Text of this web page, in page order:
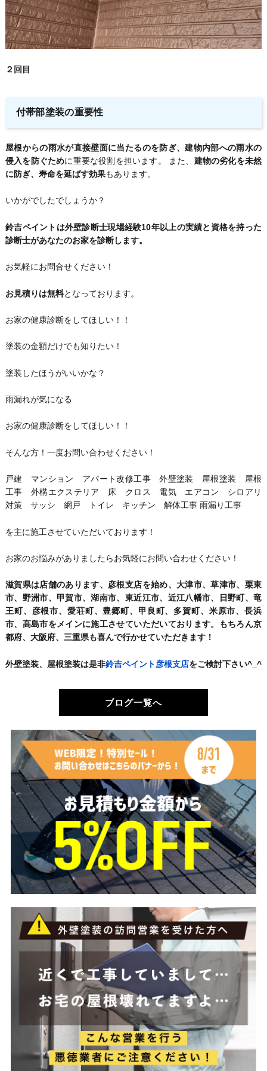
２回目
付帯部塗装の重要性
屋根からの雨水が直接壁面に当たるのを防ぎ、建物内部への雨水の
侵入を防ぐために重要な役割を担います。 また、 建物の劣化を未然
に防ぎ、寿命を延ばす効果もあります。
いかがでしたでしょうか？
鈴吉ペイントは外壁診断士現場経験10年以上の実績と資格を持った
診断士があなたのお家を診断します。
お気軽にお問合せください！
お見積りは無料となっております。
お家の健康診断をしてほしい！！
塗装の金額だけでも知りたい！
塗装したほうがいいかな？
雨漏れが気になる
お家の健康診断をしてほしい！！
そんな方！一度お問い合わせください！
戸建 マンション アパート改修工事 外壁塗装 屋根塗装 屋根
工事 外構エクステリア 床 クロス 電気 エアコン シロアリ
対策 サッシ 網戸 トイレ キッチン 解体工事 雨漏り工事
を主に施工させていただいております！
お家のお悩みがありましたらお気軽にお問い合わせください！
滋賀県は店舗のあります、彦根支店を始め、大津市、草津市、栗東
市、野洲市、甲賀市、湖南市、東近江市、近江八幡市、日野町、竜
王町、彦根市、愛荘町、豊郷町、甲良町、多賀町、米原市、長浜
市、高島市をメインに施工させていただいております。もちろん京
都府、大阪府、三重県も喜んで行かせていただきます！
外壁塗装、屋根塗装は是非鈴吉ペイント彦根支店をご検討下さい^_^
ブログ一覧へ